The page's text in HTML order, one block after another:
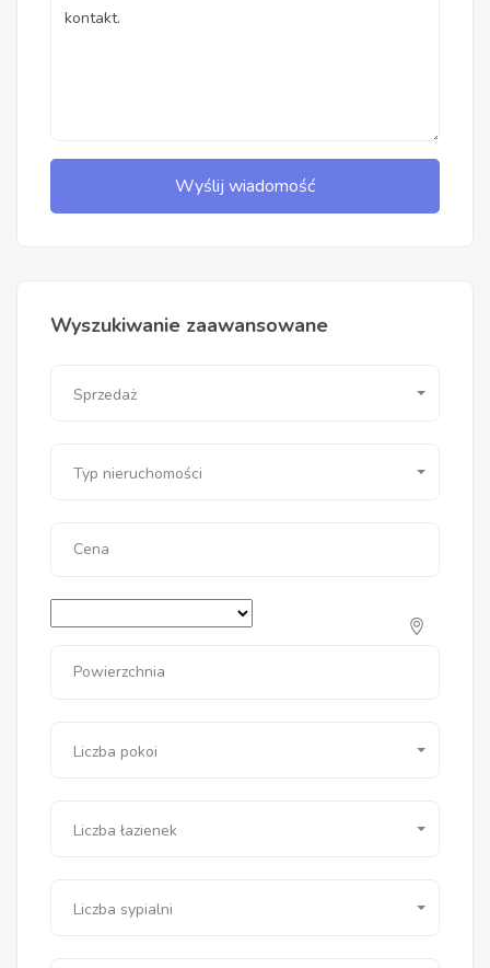
Wyślij wiadomość
Wyszukiwanie zaawansowane
Sprzedaż
Typ nieruchomości
Cena
Powierzchnia
Liczba pokoi
Liczba łazienek
Liczba sypialni